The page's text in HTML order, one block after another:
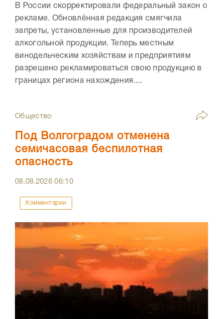
В России скорректировали федеральный закон о
рекламе. Обновлённая редакция смягчила
запреты, установленные для производителей
алкогольной продукции. Теперь местным
винодельческим хозяйствам и предприятиям
разрешено рекламироваться свою продукцию в
границах региона нахождения....
Общество
Под Волгоградом отменена
семичасовая беспилотная
опасность
08.08.202606:10
Комментарии